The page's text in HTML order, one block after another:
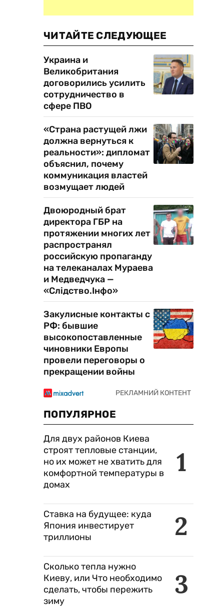
ЧИТАЙТЕ СЛЕДУЮЩЕЕ
Украина и
Великобритания
договорились усилить
сотрудничество в
сфере ПВО
«Страна растущей лжи
должна вернуться к
реальности»: дипломат
объяснил, почему
коммуникация властей
возмущает людей
Двоюродный брат
директора ГБР на
протяжении многих лет
распространял
российскую пропаганду
на телеканалах Мураева
и Медведчука —
«Слідство.Інфо»
Закулисные контакты с
РФ: бывшие
высокопоставленные
чиновники Европы
провели переговоры о
прекращении войны
ПОПУЛЯРНОЕ
1
Для двух районов Киева
строят тепловые станции,
но их может не хватить для
комфортной температуры в
домах
2
Ставка на будущее: куда
Япония инвестирует
триллионы
3
Сколько тепла нужно
Киеву, или Что необходимо
сделать, чтобы пережить
зиму